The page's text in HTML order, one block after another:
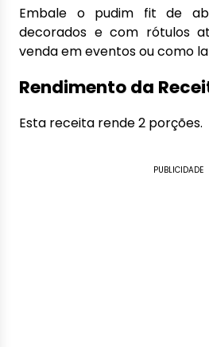
Embale o pudim fit de
decorados e com rótulos
venda em eventos ou como
Rendimento da
Esta receita rende 2 porções.
PUBLICIDADE